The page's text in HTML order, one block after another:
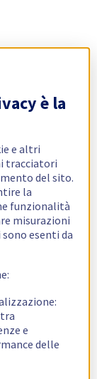
è la
e altri
tracciatori
del sito.
la
funzionalità
misurazioni
esenti da
e
delle